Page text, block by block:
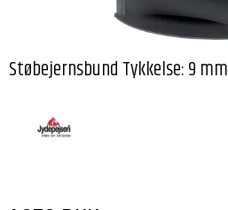
Støbejernsbund Tykkelse: 9 mm